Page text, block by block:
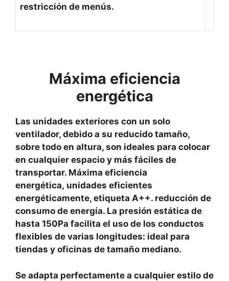
restricción de menús.
Máxima eficiencia
energética
Las unidades exteriores con un solo
ventilador, debido a su reducido tamaño,
sobre todo en altura, son ideales para colocar
en cualquier espacio y más fáciles de
transportar. Máxima eficiencia
energética, unidades eficientes
energéticamente, etiqueta A++. reducción de
consumo de energía. La presión estática de
hasta 150Pa facilita el uso de los conductos
flexibles de varias longitudes: ideal para
tiendas y oficinas de tamaño mediano.
Se adapta perfectamente a cualquier estilo de